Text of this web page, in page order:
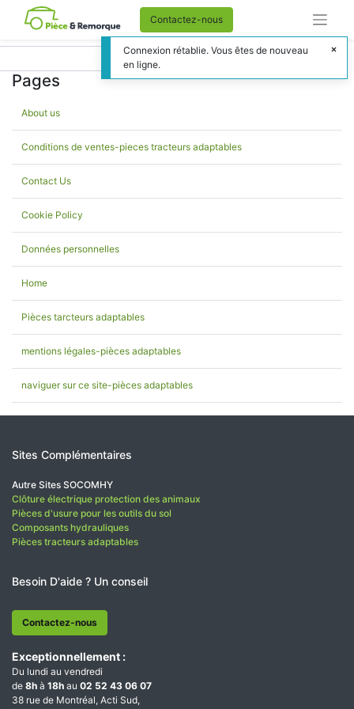
Contactez-nous
Pages
About us
Conditions de ventes-pieces tracteurs adaptables
Contact Us
Cookie Policy
Données personnelles
Home
Pièces tarcteurs adaptables
mentions légales-pièces adaptables
naviguer sur ce site-pièces adaptables
Sites Complémentaires
Autre Sites SOCOMHY
Clôture électrique protection des animaux
Pièces d'usure pour les outils du sol
Composants hydrauliques
Pièces tracteurs adaptables
Besoin D'aide ? Un conseil
Contactez-nous
Exceptionnellement :
Du lundi au vendredi
de 8h à 18h au 02 52 43 06 07
38 rue de Montréal, Acti Sud,
Connexion rétablie. Vous êtes de nouveau
en ligne.